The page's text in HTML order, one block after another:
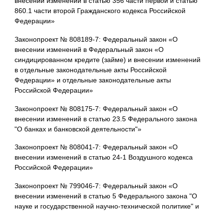
860.1 части второй Гражданского кодекса Российской
Федерации»
Законопроект № 808189-7: Федеральный закон «О
внесении изменений в Федеральный закон «О
синдицированном кредите (займе) и внесении изменений
в отдельные законодательные акты Российской
Федерации» и отдельные законодательные акты
Российской Федерации»
Законопроект № 808175-7: Федеральный закон «О
внесении изменений в статью 23.5 Федерального закона
"О банках и банковской деятельности"»
Законопроект № 808041-7: Федеральный закон «О
внесении изменений в статью 24-1 Воздушного кодекса
Российской Федерации»
Законопроект № 799046-7: Федеральный закон «О
внесении изменений в статью 5 Федерального закона "О
науке и государственной научно-технической политике" и